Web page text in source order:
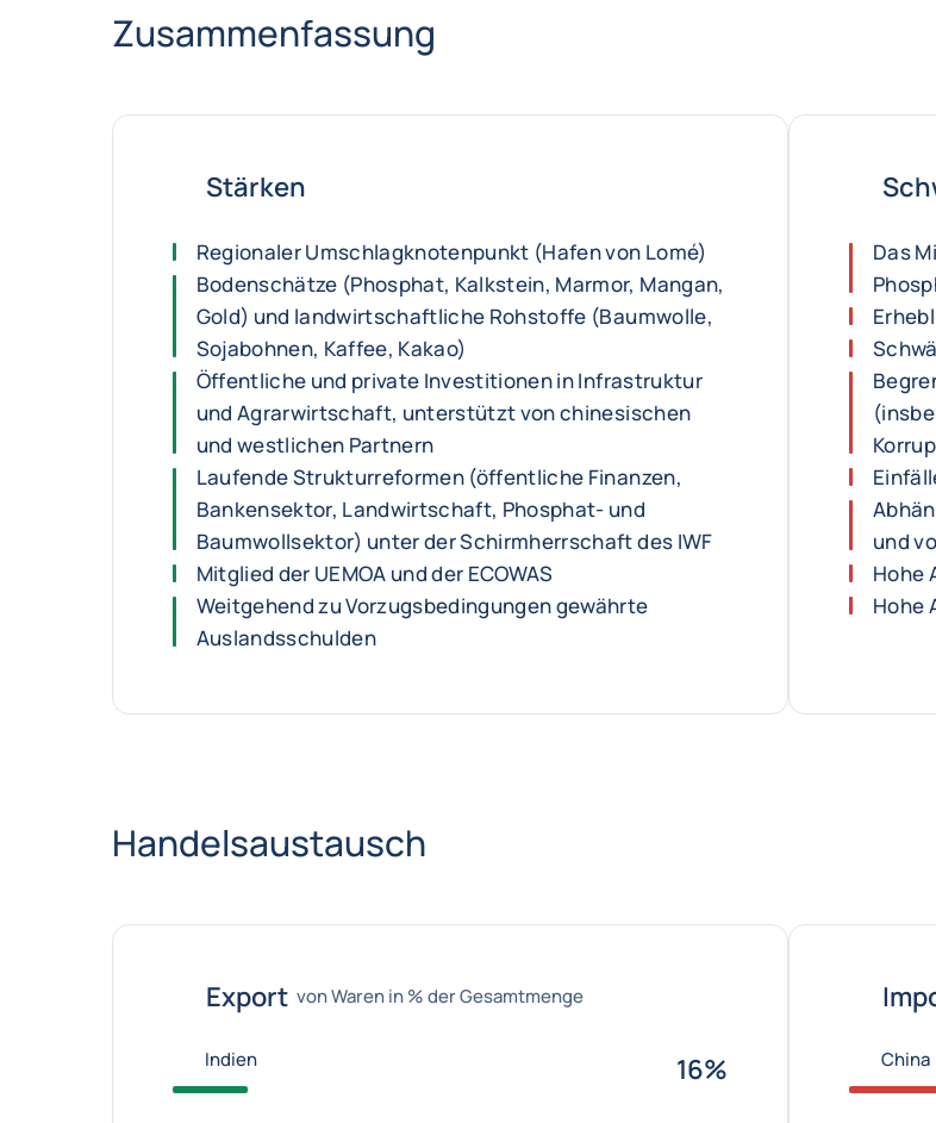
Zusammenfassung
Stärken
Regionaler Umschlagknotenpunkt (Hafen von Lomé)
Bodenschätze (Phosphat, Kalkstein, Marmor, Mangan,
Gold) und landwirtschaftliche Rohstoffe (Baumwolle,
Sojabohnen, Kaffee, Kakao)
Öffentliche und private Investitionen in Infrastruktur
und Agrarwirtschaft, unterstützt von chinesischen
und westlichen Partnern
Laufende Strukturreformen (öffentliche Finanzen,
Bankensektor, Landwirtschaft, Phosphat- und
Baumwollsektor) unter der Schirmherrschaft des IWF
Mitglied der UEMOA und der ECOWAS
Weitgehend zu Vorzugsbedingungen gewährte
Auslandsschulden
Das
und
Hohe
Hohe
Handelsaustausch
Export von Waren in % der Gesamtmenge
Indien 16% China